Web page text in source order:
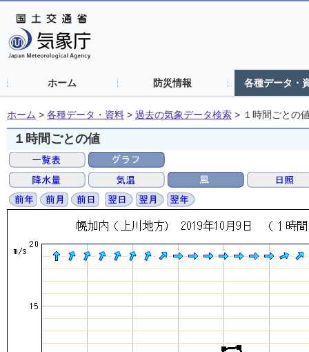
ホーム 防災情報 各種データ・
ホーム > 各種データ・資料 > 過去の気象データ検索 > １時間ごとの
１時間ごとの値